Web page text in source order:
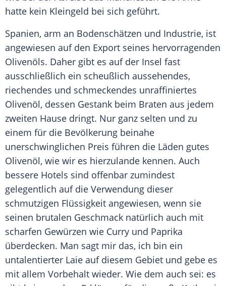
hatte kein Kleingeld bei sich geführt.
Spanien, arm an Bodenschätzen und Industrie, ist
angewiesen auf den Export seines hervorragenden
Olivenöls. Daher gibt es auf der Insel fast
ausschließlich ein scheußlich aussehendes,
riechendes und schmeckendes unraffiniertes
Olivenöl, dessen Gestank beim Braten aus jedem
zweiten Hause dringt. Nur ganz selten und zu
einem für die Bevölkerung beinahe
unerschwinglichen Preis führen die Läden gutes
Olivenöl, wie wir es hierzulande kennen. Auch
bessere Hotels sind offenbar zumindest
gelegentlich auf die Verwendung dieser
schmutzigen Flüssigkeit angewiesen, wenn sie
seinen brutalen Geschmack natürlich auch mit
scharfen Gewürzen wie Curry und Paprika
überdecken. Man sagt mir das, ich bin ein
untalentierter Laie auf diesem Gebiet und gebe es
mit allem Vorbehalt wieder. Wie dem auch sei: es